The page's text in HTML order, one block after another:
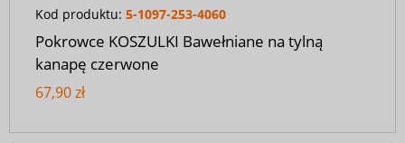
Kod produktu: 5-1097-253-4060
Pokrowce KOSZULKI Bawełniane na tylną
kanapę czerwone
67,90 zł